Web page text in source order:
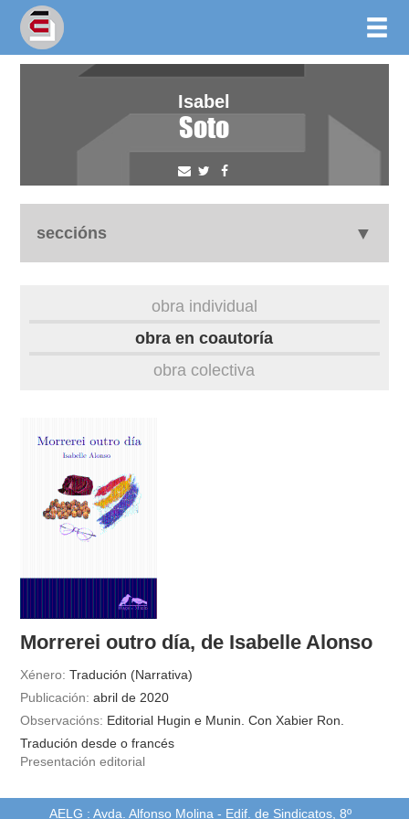
Isabel
Soto
seccións
obra individual
obra en coautoría
obra colectiva
Morrerei outro día, de Isabelle Alonso
Xénero: Tradución (Narrativa)
Publicación: abril de 2020
Observacións: Editorial Hugin e Munin. Con Xabier Ron.
Tradución desde o francés
Presentación editorial
AELG : Avda. Alfonso Molina - Edif. de Sindicatos, 8º